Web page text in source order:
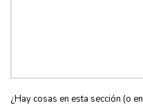
¿Hay cosas en esta sección (o